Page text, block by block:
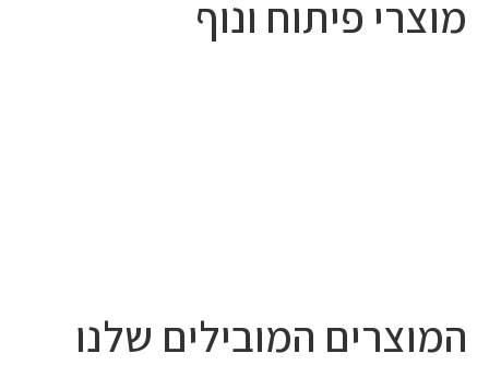
מוצרי פיתוח ונוף
המוצרים המובילים שלנו